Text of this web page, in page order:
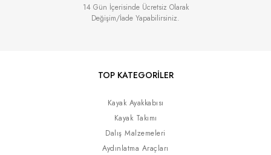
14 Gün İçerisinde Ücretsiz Olarak
Değişim/İade Yapabilirsiniz.
TOP KATEGORİLER
Kayak Ayakkabısı
Kayak Takımı
Dalış Malzemeleri
Aydınlatma Araçları